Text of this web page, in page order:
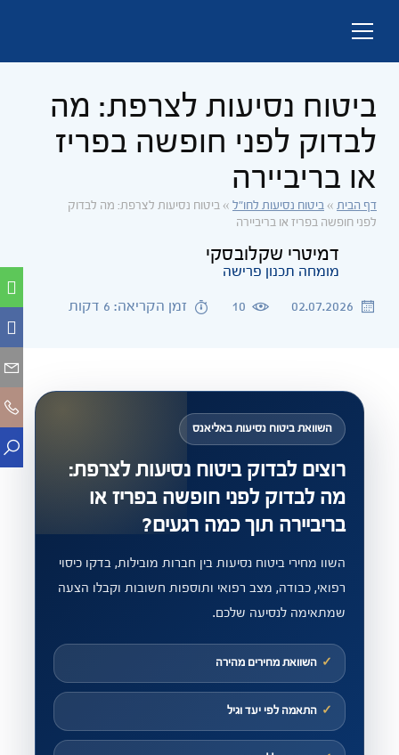
ביטוח נסיעות לצרפת: מה
לבדוק לפני חופשה בפריז
או בריביירה
דף הבית » ביטוח נסיעות לחו"ל » ביטוח נסיעות לצרפת: מה לבדוק
לפני חופשה בפריז או בריביירה
דמיטרי שקלובסקי
מומחה תכנון פרישה
02.07.2026
10 זמן הקריאה: 6 דקות
השוואת ביטוח נסיעות באליאנס
רוצים לבדוק ביטוח נסיעות לצרפת:
מה לבדוק לפני חופשה בפריז או
בריביירה תוך כמה רגעים?
השוו מחירי ביטוח נסיעות בין חברות מובילות, בדקו כיסוי
רפואי, כבודה, מצב רפואי ותוספות חשובות וקבלו הצעה
שמתאימה לנסיעה שלכם.
✓ השוואת מחירים מהירה
✓ התאמה לפי יעד וגיל